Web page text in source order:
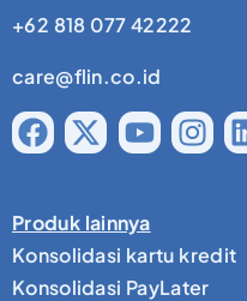
+62 818 077 42222
care@flin.co.id
Produk lainnya
Konsolidasi kartu kredit
Konsolidasi PayLater